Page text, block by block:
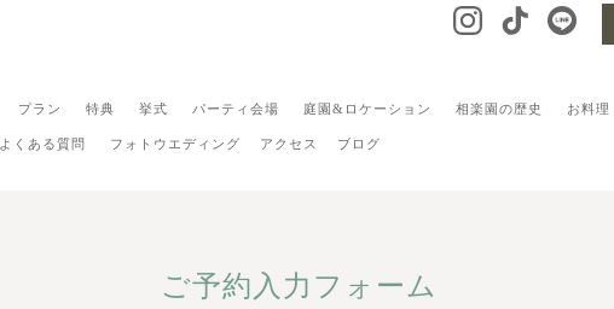
プラン 特典 挙式 パーティ会場 庭園&ロケーション 相楽園の歴史 お料理
よくある質問 フォトウエディング アクセス ブログ
ご予約入力フォーム